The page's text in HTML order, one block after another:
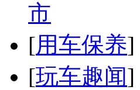
市
[用车保养]
[玩车趣闻]